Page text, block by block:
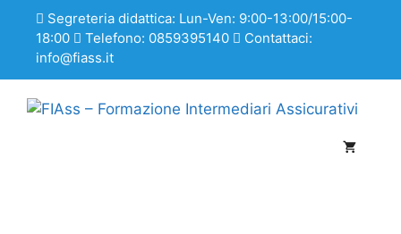
Segreteria didattica: Lun-Ven: 9:00-13:00/15:00-
18:00
Telefono: 0859395140
Contattaci:
info@fiass.it